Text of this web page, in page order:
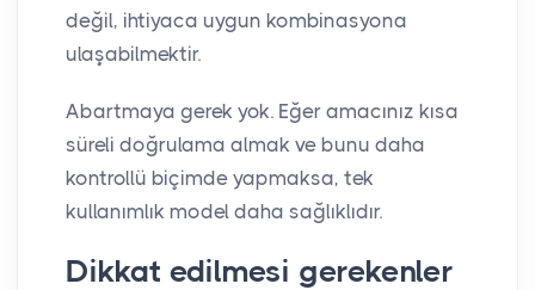
değil, ihtiyaca uygun kombinasyona
ulaşabilmektir.
Abartmaya gerek yok. Eğer amacınız kısa
süreli doğrulama almak ve bunu daha
kontrollü biçimde yapmaksa, tek
kullanımlık model daha sağlıklıdır.
Dikkat edilmesi gerekenler